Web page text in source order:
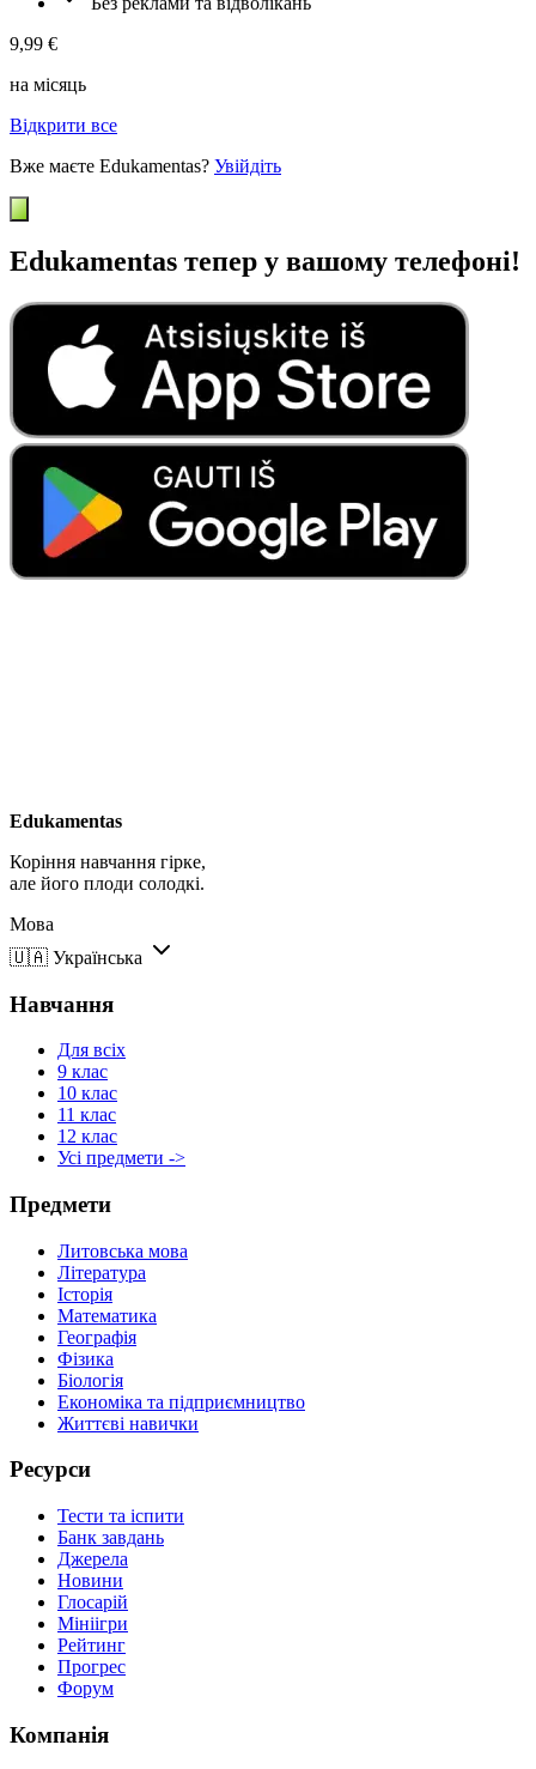
9,99 €
на місяць
Відкрити все
Вже маєте Edukamentas? Увійдіть
Edukamentas тепер у вашому телефоні!
Edukamentas
Коріння навчання гірке,
але його плоди солодкі.
Мова
🇺🇦 Українська
Навчання
Для всіх
9 клас
10 клас
11 клас
12 клас
Усі предмети ->
Предмети
Литовська мова
Література
Історія
Математика
Географія
Фізика
Біологія
Економіка та підприємництво
Життєві навички
Ресурси
Тести та іспити
Банк завдань
Джерела
Новини
Глосарій
Мініігри
Рейтинг
Прогрес
Форум
Компанія